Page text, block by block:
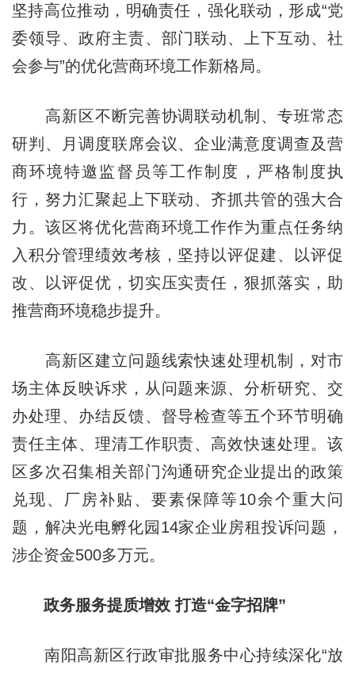
坚持高位推动，明确责任，强化联动，形成“党
委领导、政府主责、部门联动、上下互动、社
会参与”的优化营商环境工作新格局。
高新区不断完善协调联动机制、专班常态
研判、月调度联席会议、企业满意度调查及营
商环境特邀监督员等工作制度，严格制度执
行，努力汇聚起上下联动、齐抓共管的强大合
力。该区将优化营商环境工作作为重点任务纳
入积分管理绩效考核，坚持以评促建、以评促
改、以评促优，切实压实责任，狠抓落实，助
推营商环境稳步提升。
高新区建立问题线索快速处理机制，对市
场主体反映诉求，从问题来源、分析研究、交
办处理、办结反馈、督导检查等五个环节明确
责任主体、理清工作职责、高效快速处理。该
区多次召集相关部门沟通研究企业提出的政策
兑现、厂房补贴、要素保障等10余个重大问
题，解决光电孵化园14家企业房租投诉问题，
涉企资金500多万元。
政务服务提质增效 打造“金字招牌”
南阳高新区行政审批服务中心持续深化“放